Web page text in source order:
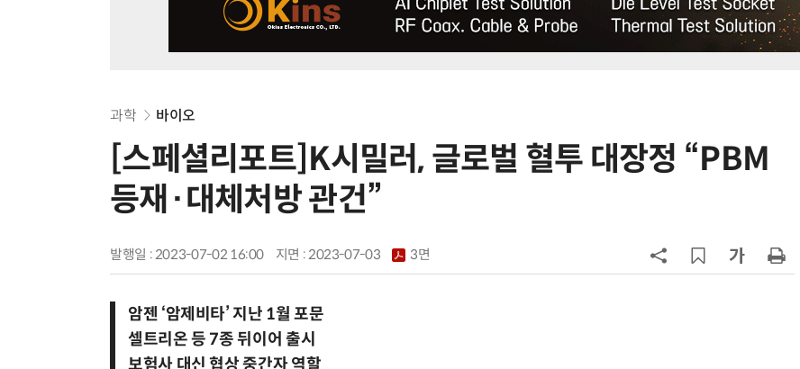
과학 바이오
[스페셜리포트]K시밀러, 글로벌 혈투 대장정 “PBM
등재·대체처방 관건”
발행일 : 2023-07-02 16:00 지면 :2023-07-03 3면
암젠 ‘암제비타’ 지난 1월 포문
셀트리온 등 7종 뒤이어 출시
보험사 대신 협상 중간자 역할
6
휴젤 장두현 號 1년…상반기 최대 실
·바이오 실험에 더위도 잊었다…
“내년 2기로 이어집니다”